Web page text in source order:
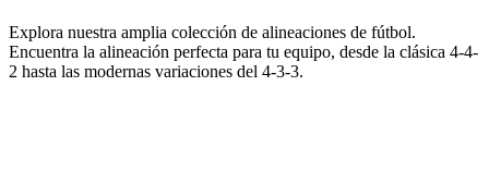
Explora nuestra amplia colección de alineaciones de fútbol.
Encuentra la alineación perfecta para tu equipo, desde la clásica 4-4-
2 hasta las modernas variaciones del 4-3-3.